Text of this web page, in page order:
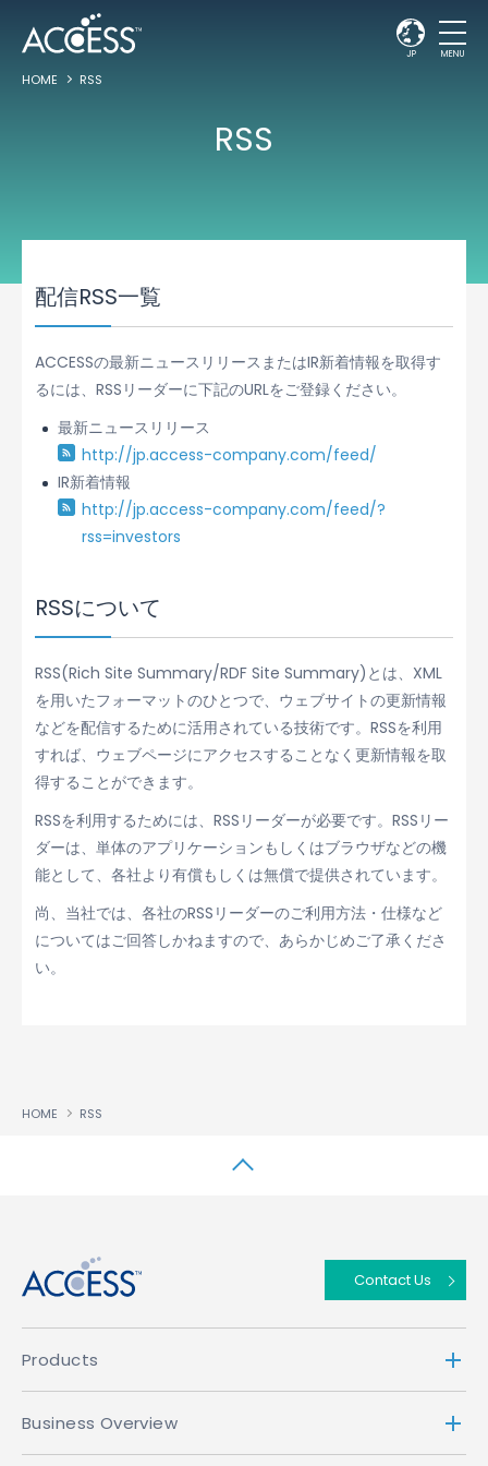
JP MENU
HOME RSS
RSS
配信RSS一覧
ACCESSの最新ニュースリリースまたはIR新着情報を取得す
るには、RSSリーダーに下記のURLをご登録ください。
最新ニュースリリース
http://jp.access-company.com/feed/
IR新着情報
http://jp.access-company.com/feed/?
rss=investors
RSSについて
RSS(Rich Site Summary/RDF Site Summary)とは、XML
を用いたフォーマットのひとつで、ウェブサイトの更新情報
などを配信するために活用されている技術です。RSSを利用
すれば、ウェブページにアクセスすることなく更新情報を取
得することができます。
RSSを利用するためには、RSSリーダーが必要です。RSSリー
ダーは、単体のアプリケーションもしくはブラウザなどの機
能として、各社より有償もしくは無償で提供されています。
尚、当社では、各社のRSSリーダーのご利用方法・仕様など
についてはご回答しかねますので、あらかじめご了承くださ
い。
HOME RSS
Contact Us
Products
Business Overview